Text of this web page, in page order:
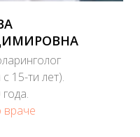
15-ти лет).